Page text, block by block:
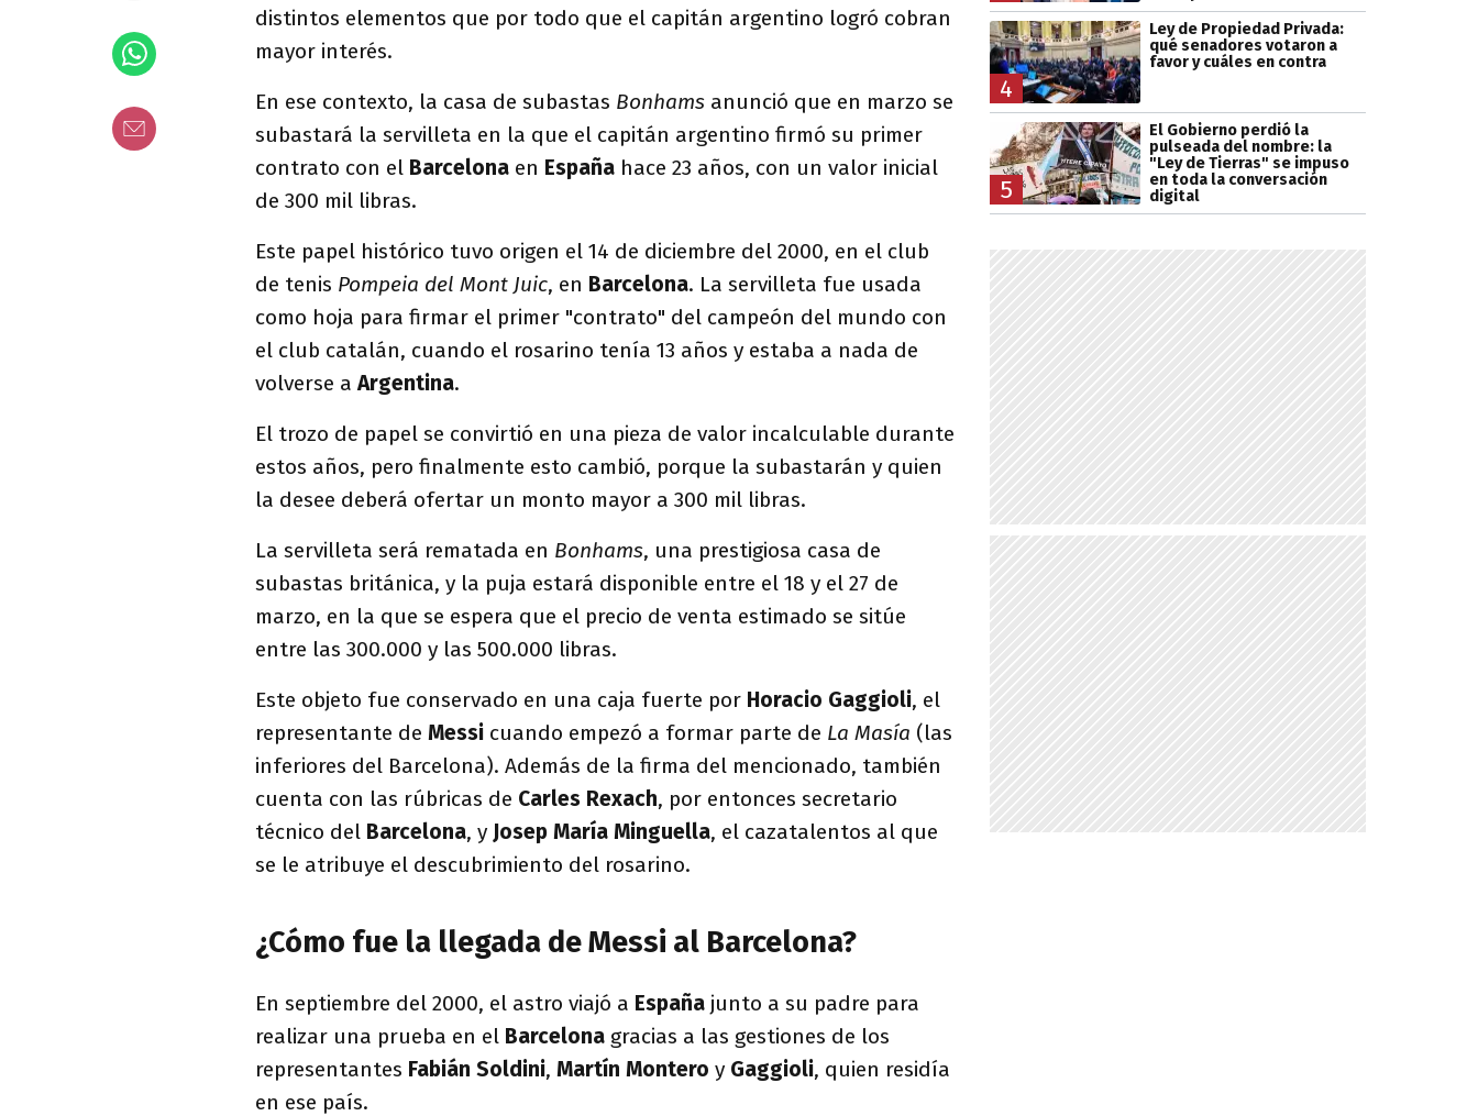
distintos elementos que por todo que el capitán argentino logró cobran
mayor interés.
En ese contexto, la casa de subastas Bonhams anunció que en marzo se
subastará la servilleta en la que el capitán argentino firmó su primer
contrato con el Barcelona en España hace 23 años, con un valor inicial
de 300 mil libras.
Este papel histórico tuvo origen el 14 de diciembre del 2000, en el club
de tenis Pompeia del Mont Juic, en Barcelona. La servilleta fue usada
como hoja para firmar el primer "contrato" del campeón del mundo con
el club catalán, cuando el rosarino tenía 13 años y estaba a nada de
volverse aArgentina.
El trozo de papel se convirtió en una pieza de valor incalculable durante
estos años, pero finalmente esto cambió, porque la subastarán y quien
la desee deberá ofertar un monto mayor a 300 mil libras.
La servilleta será rematada en Bonhams, una prestigiosa casa de
subastas británica, y la puja estará disponible entre el 18 y el 27 de
marzo, en la que se espera que el precio de venta estimado se sitúe
entre las 300.000 y las 500.000 libras.
Este objeto fue conservado en una caja fuerte por Horacio Gaggioli, el
representante de Messi cuando empezó a formar parte de La Masía (las
inferiores del Barcelona). Además de la firma del mencionado, también
cuenta con las rúbricas de Carles Rexach, por entonces secretario
técnico del Barcelona, y Josep María Minguella, el cazatalentos al que
se le atribuye el descubrimiento del rosarino.
¿Cómo fue la llegada de Messi al Barcelona?
En septiembre del 2000, el astro viajó a España junto a su padre para
realizar una prueba en el Barcelona gracias a las gestiones de los
representantes Fabián Soldini, Martín Montero y Gaggioli, quien residía
en ese país.
4
Ley de Propiedad Privada:
qué senadores votaron a
favor y cuáles en contra
5
El Gobierno perdió la
pulseada del nombre: la
"Ley de Tierras" se impuso
en toda la conversación
digital